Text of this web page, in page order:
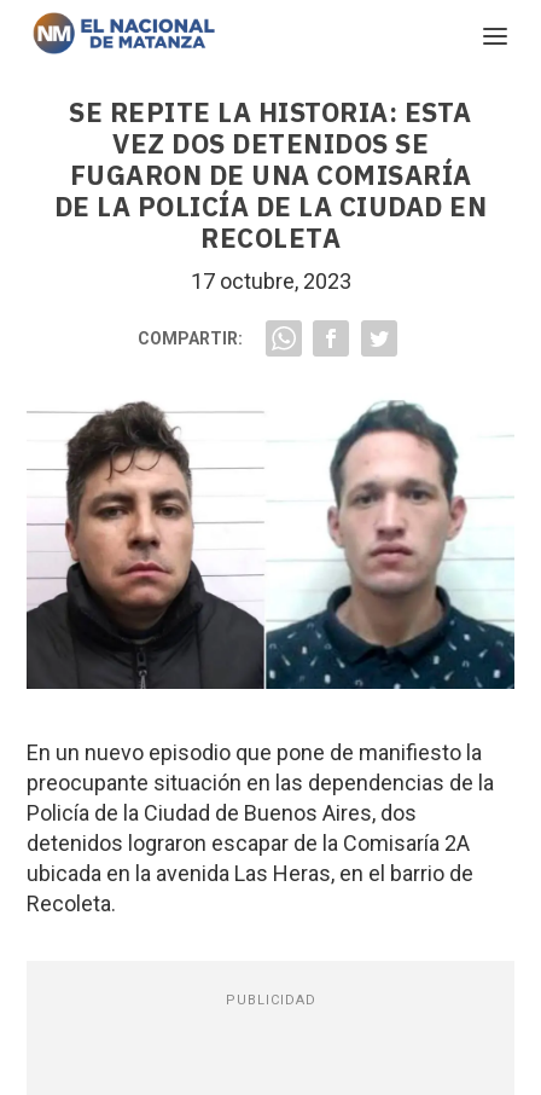
SE REPITE LA HISTORIA: ESTA
VEZ DOS DETENIDOS SE
FUGARON DE UNA COMISARÍA
DE LA POLICÍA DE LA CIUDAD EN
RECOLETA
17 octubre, 2023
COMPARTIR:
En un nuevo episodio que pone de manifiesto la
preocupante situación en las dependencias de la
Policía de la Ciudad de Buenos Aires, dos
detenidos lograron escapar de la Comisaría 2A
ubicada en la avenida Las Heras, en el barrio de
Recoleta.
PUBLICIDAD